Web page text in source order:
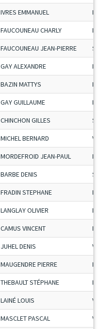
IVRES EMMANUEL
FAUCOUNEAU CHARLY
FAUCOUNEAU JEAN-PIERRE
GAY ALEXANDRE
BAZIN MATTYS
GAY GUILLAUME
CHINCHON GILLES
MICHEL BERNARD
MORDEFROID JEAN-PAUL
BARBE DENIS
FRADIN STEPHANE
LANGLAY OLIVIER
CAMUS VINCENT
JUHEL DENIS
MAUGENDRE PIERRE
THEBAULT STÉPHANE
LAINÉ LOUIS
MASCLET PASCAL